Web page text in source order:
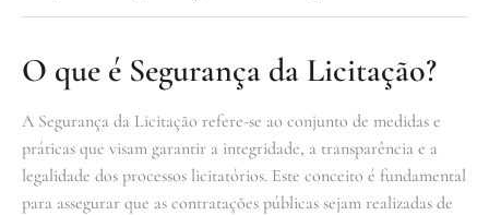
O que é Segurança da Licitação?
A Segurança da Licitação refere-se ao conjunto de medidas e
práticas que visam garantir a integridade, a transparência e a
legalidade dos processos licitatórios. Este conceito é fundamental
para assegurar que as contratações públicas sejam realizadas de